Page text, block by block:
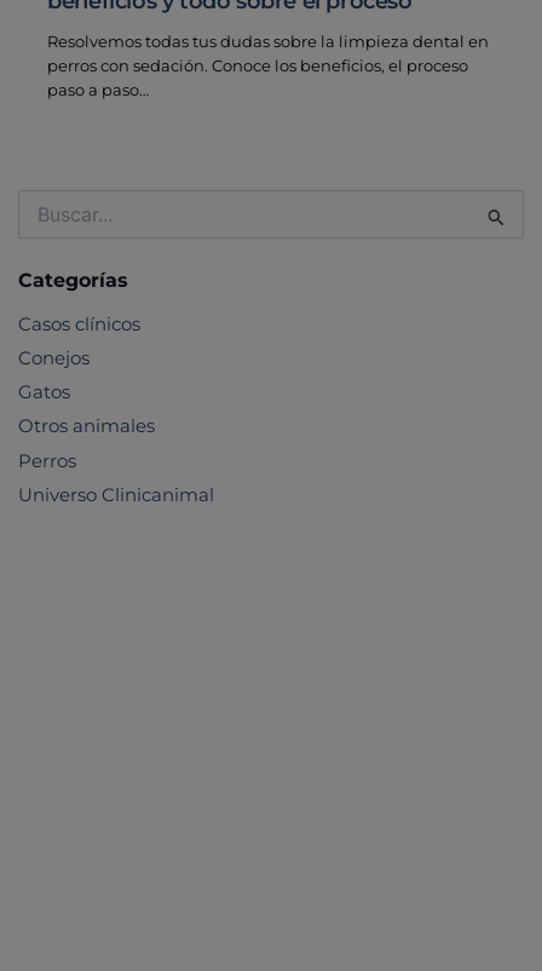
Resolvemos todas tus dudas sobre la limpieza dental en
perros con sedación. Conoce los beneficios, el proceso
paso a paso…
por:
Categorías
Casos clínicos
Conejos
Gatos
Otros animales
Perros
Universo Clinicanimal